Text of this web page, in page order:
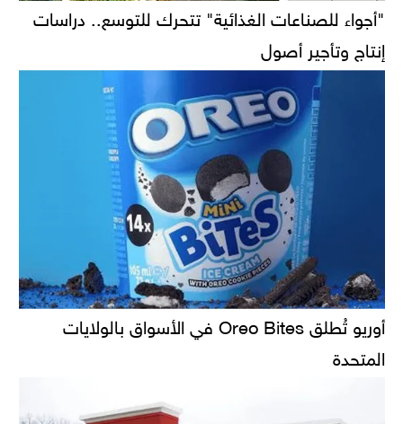
"أجواء للصناعات الغذائية" تتحرك للتوسع.. دراسات
إنتاج وتأجير أصول
أوريو تُطلق Oreo Bites في الأسواق بالولايات
المتحدة